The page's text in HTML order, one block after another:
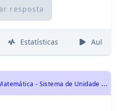
resposta
Estatísticas Aulas
U
FTM 2013 - Matemática - Sistema de Unidade de Medidas, Aritmética e Problemas, Áreas e Perímetros, Circunferências e Círculos, Geometria Plana